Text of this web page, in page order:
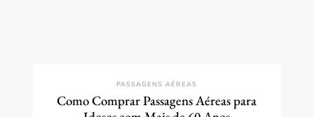
PASSAGENS AÉREAS
Como Comprar Passagens Aéreas para